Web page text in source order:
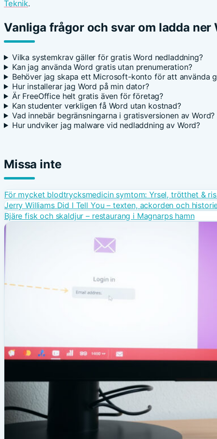
Teknik.
Vanliga frågor och svar om ladda ner
Vilka systemkrav gäller för gratis Word nedladdning?
Kan jag använda Word gratis utan prenumeration?
Behöver jag skapa ett Microsoft-konto för att använda
Hur installerar jag Word på min dator?
Är FreeOffice helt gratis även för företag?
Kan studenter verkligen få Word utan kostnad?
Vad innebär begränsningarna i gratisversionen av Word?
Hur undviker jag malware vid nedladdning av Word?
Missa inte
För mycket blodtrycksmedicin symtom: Yrsel, trötthet &
Jerry Williams Did I Tell You – texten, ackorden och
Bjäre fisk och skaldjur – restaurang i Magnarps hamn